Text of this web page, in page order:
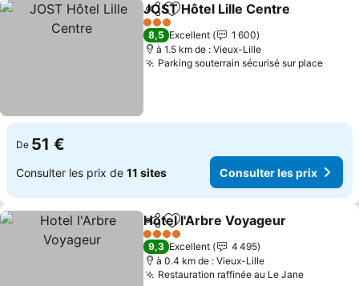
PartagerAjouter à mes favoris
JOST Hôtel Lille Centre
3 Étoiles
8,5 Excellent
1 600
à 1.5 km de : Vieux-Lille
Parking souterrain sécurisé sur place
De 51 €
Consulter les prix de 11 sites Consulter les prix
PartagerAjouter à mes favoris
Hotel l'Arbre Voyageur
4 Étoiles
9,3 Excellent
4 495
à 0.4 km de : Vieux-Lille
Restauration raffinée au Le Jane